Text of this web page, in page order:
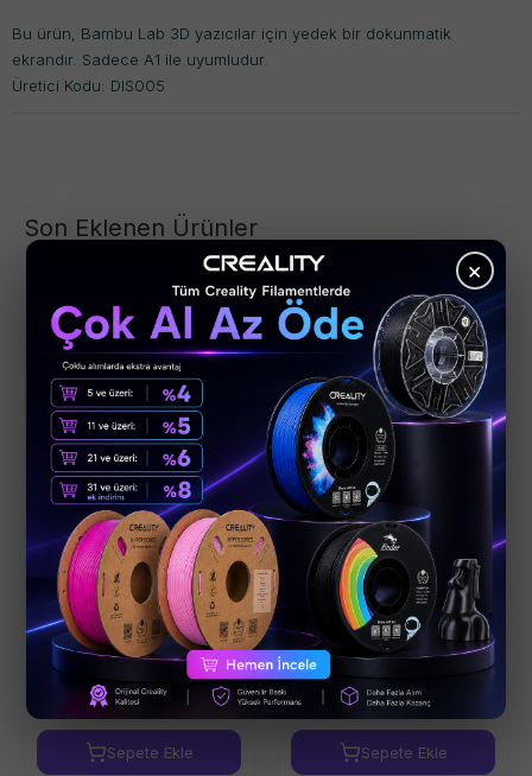
Bu ürün, Bambu Lab 3D yazıcılar için yedek bir dokunmatik
ekrandır. Sadece A1 ile uyumludur.
Üretici Kodu: DIS005
Son Eklenen Ürünler
Bambu Lab P2S
Filament Buffer SA011
₺ 3,689.00
Sepete Ekle
Filament Saklama Poşeti
ve Vakum Pompa Kiti - 2
₺ 221.34
Sepete Ekle
×